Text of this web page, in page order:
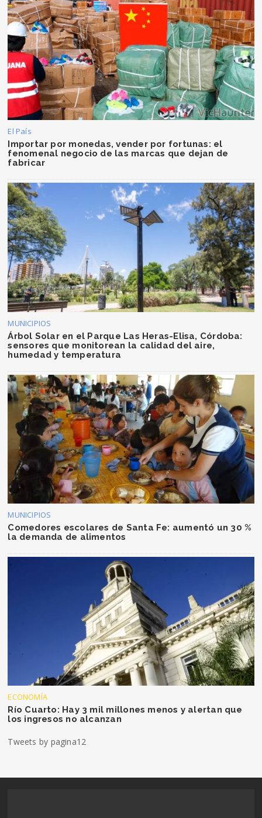
El País
Importar por monedas, vender por fortunas: el
fenomenal negocio de las marcas que dejan de
fabricar
MUNICIPIOS
Árbol Solar en el Parque Las Heras-Elisa, Córdoba:
sensores que monitorean la calidad del aire,
humedad y temperatura
MUNICIPIOS
Comedores escolares de Santa Fe: aumentó un 30 %
la demanda de alimentos
ECONOMÍA
Río Cuarto: Hay 3 mil millones menos y alertan que
los ingresos no alcanzan
Tweets by pagina12